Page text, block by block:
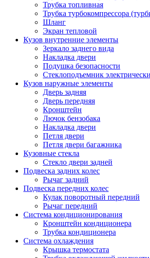
Трубка топливная
Трубка турбокомпрессора
Шланг
Экран тепловой
Кузов внутренние элементы
Зеркало заднего вида
Накладка двери
Подушка безопасности
Стеклоподъемник
Кузов наружные элементы
Дверь задняя
Дверь передняя
Кронштейн
Лючок бензобака
Накладка двери
Петля двери
Петля двери багажника
Кузовные стекла
Стекло двери задней
Подвеска задних колес
Рычаг задний
Подвеска передних колес
Кулак поворотный передний
Рычаг передний
Система кондиционирования
Кронштейн кондиционера
Трубка кондиционера
Система охлаждения
Крышка термостата